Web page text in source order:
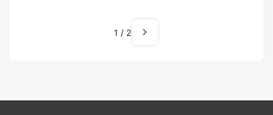
1 / 2 navigate_next